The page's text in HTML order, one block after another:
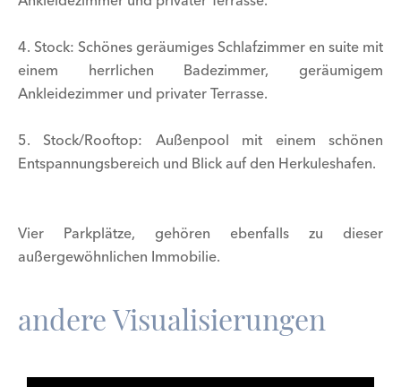
4. Stock: Schönes geräumiges Schlafzimmer en suite mit
einem herrlichen Badezimmer, geräumigem
Ankleidezimmer und privater Terrasse.
5. Stock/Rooftop: Außenpool mit einem schönen
Entspannungsbereich und Blick auf den Herkuleshafen.
Vier Parkplätze, gehören ebenfalls zu dieser
außergewöhnlichen Immobilie.
andere Visualisierungen